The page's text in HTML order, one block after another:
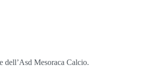
dell’Asd Mesoraca Calcio.